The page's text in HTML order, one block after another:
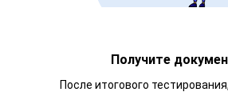
Получите
После итогового